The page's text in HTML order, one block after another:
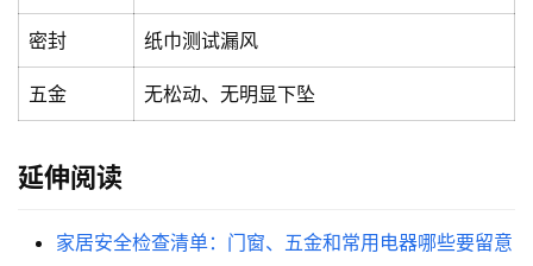
系
我
们
密封 纸巾测试漏风
五金 无松动、无明显下坠
延伸阅读
家居安全检查清单：门窗、五金和常用电器哪些要留意